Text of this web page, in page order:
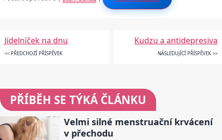
Jídelníček na dnu
<< PŘEDCHOZÍ PŘÍSPĚVEK
Kudzu a antidepresiva
NÁSLEDUJÍCÍ PŘÍSPĚVEK >>
PŘÍBĚH SE TÝKÁ ČLÁNKU
Velmi silné menstruační krvácení
v přechodu